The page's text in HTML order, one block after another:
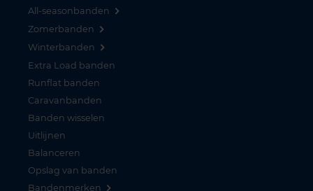
All-seasonbanden
Zomerbanden
Winterbanden
Extra Load banden
Runflat banden
Caravanbanden
Banden wisselen
Uitlijnen
Balanceren
Opslag van banden
Bandenmerken